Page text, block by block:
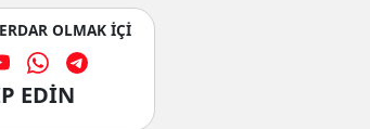
OLMAK İÇİ
EDİN